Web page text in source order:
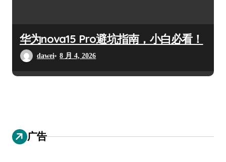
华为nova15 Pro避坑指南，小白必看！
dawei 8 月 4, 2026
广告